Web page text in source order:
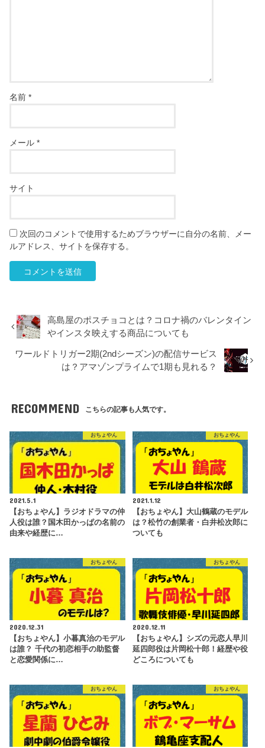
名前*
メール*
サイト
次回のコメントで使用するためブラウザーに自分の名前、メー
ルアドレス、サイトを保存する。
高島屋のポスチョコとは？コロナ禍のバレンタイン
やインスタ映えする商品についても
ワールドトリガー2期(2ndシーズン)の配信サービス
は？アマゾンプライムで1期も見れる？
RECOMMEND こちらの記事も人気です。
おちょやん
2021.5.1
【おちょやん】ラジオドラマの仲
人役は誰？国木田かっぱの名前の
由来や経歴に…
おちょやん
2021.1.12
【おちょやん】大山鶴蔵のモデル
は？松竹の創業者・白井松次郎に
ついても
おちょやん
2020.12.31
【おちょやん】小暮真治のモデル
は誰？ 千代の初恋相手の助監督
と恋愛関係に…
おちょやん
2020.12.11
【おちょやん】シズの元恋人早川
延四郎役は片岡松十郎！経歴や役
どころについても
おちょやん おちょやん